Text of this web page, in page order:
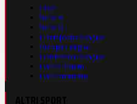
Live
Serie A
Serie B
Champions League
Europa League
Conference League
Calcio Estero
Calciomercato